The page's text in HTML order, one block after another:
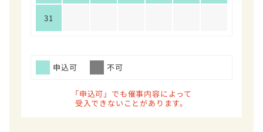
31
申込可 不可
「申込可」でも催事内容によって
受入できないことがあります。